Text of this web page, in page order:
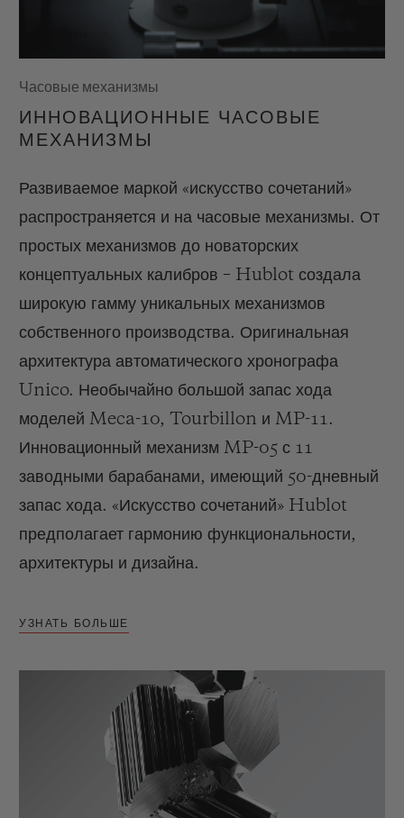
Часовые механизмы
ИННОВАЦИОННЫЕ ЧАСОВЫЕ
МЕХАНИЗМЫ
Развиваемое маркой «искусство сочетаний»
распространяется и на часовые механизмы. От
простых механизмов до новаторских
концептуальных калибров – Hublot создала
широкую гамму уникальных механизмов
собственного производства. Оригинальная
архитектура автоматического хронографа
Unico. Необычайно большой запас хода
моделей Meca-10, Tourbillon и MP-11.
Инновационный механизм MP-05 с 11
заводными барабанами, имеющий 50-дневный
запас хода. «Искусство сочетаний» Hublot
предполагает гармонию функциональности,
архитектуры и дизайна.
УЗНАТЬ БОЛЬШЕ